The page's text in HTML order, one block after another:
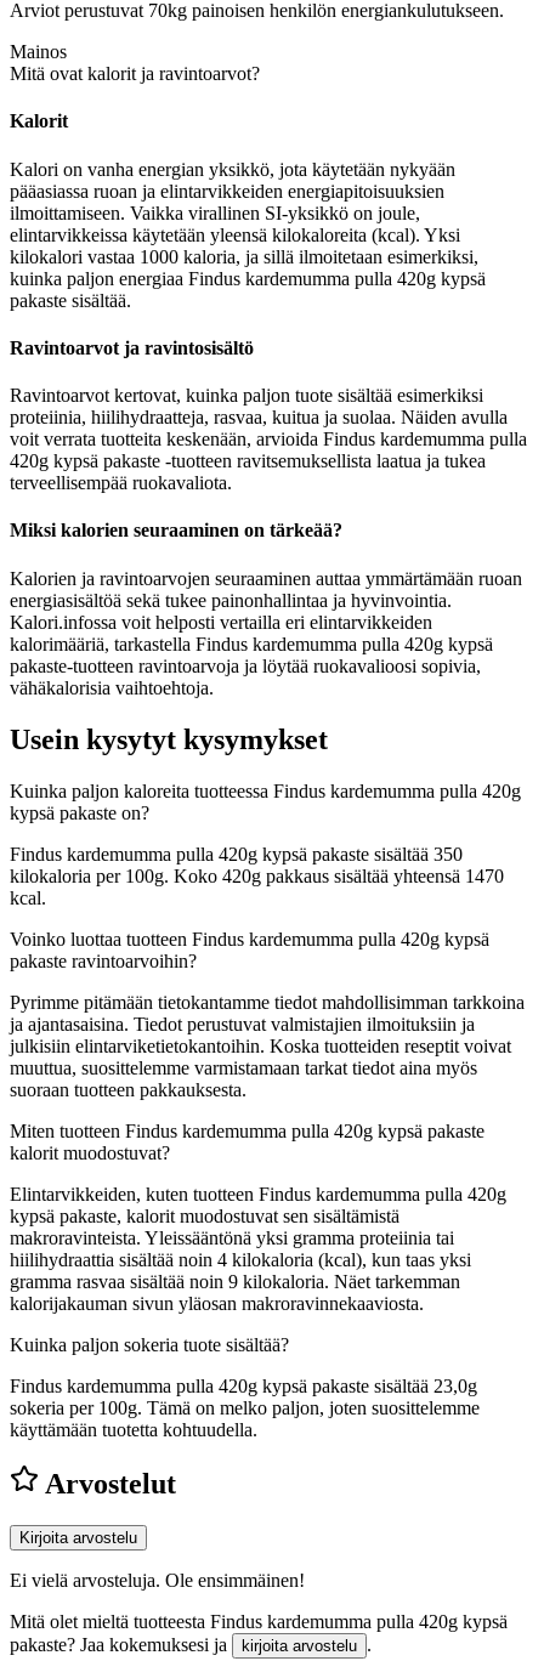
Arviot perustuvat 70kg painoisen henkilön energiankulutukseen.
Mainos
Mitä ovat kalorit ja ravintoarvot?
Kalorit
Kalori on vanha energian yksikkö, jota käytetään nykyään
pääasiassa ruoan ja elintarvikkeiden energiapitoisuuksien
ilmoittamiseen. Vaikka virallinen SI-yksikkö on joule,
elintarvikkeissa käytetään yleensä kilokaloreita (kcal). Yksi
kilokalori vastaa 1000 kaloria, ja sillä ilmoitetaan esimerkiksi,
kuinka paljon energiaa Findus kardemumma pulla 420g kypsä
pakaste sisältää.
Ravintoarvot ja ravintosisältö
Ravintoarvot kertovat, kuinka paljon tuote sisältää esimerkiksi
proteiinia, hiilihydraatteja, rasvaa, kuitua ja suolaa. Näiden avulla
voit verrata tuotteita keskenään, arvioida Findus kardemumma pulla
420g kypsä pakaste -tuotteen ravitsemuksellista laatua ja tukea
terveellisempää ruokavaliota.
Miksi kalorien seuraaminen on tärkeää?
Kalorien ja ravintoarvojen seuraaminen auttaa ymmärtämään ruoan
energiasisältöä sekä tukee painonhallintaa ja hyvinvointia.
Kalori.infossa voit helposti vertailla eri elintarvikkeiden
kalorimääriä, tarkastella Findus kardemumma pulla 420g kypsä
pakaste-tuotteen ravintoarvoja ja löytää ruokavalioosi sopivia,
vähäkalorisia vaihtoehtoja.
Usein kysytyt kysymykset
Kuinka paljon kaloreita tuotteessa Findus kardemumma pulla 420g
kypsä pakaste on?
Findus kardemumma pulla 420g kypsä pakaste sisältää 350
kilokaloria per 100g. Koko 420g pakkaus sisältää yhteensä 1470
kcal.
Voinko luottaa tuotteen Findus kardemumma pulla 420g kypsä
pakaste ravintoarvoihin?
Pyrimme pitämään tietokantamme tiedot mahdollisimman tarkkoina
ja ajantasaisina. Tiedot perustuvat valmistajien ilmoituksiin ja
julkisiin elintarviketietokantoihin. Koska tuotteiden reseptit voivat
muuttua, suosittelemme varmistamaan tarkat tiedot aina myös
suoraan tuotteen pakkauksesta.
Miten tuotteen Findus kardemumma pulla 420g kypsä pakaste
kalorit muodostuvat?
Elintarvikkeiden, kuten tuotteen Findus kardemumma pulla 420g
kypsä pakaste, kalorit muodostuvat sen sisältämistä
makroravinteista. Yleissääntönä yksi gramma proteiinia tai
hiilihydraattia sisältää noin 4 kilokaloria (kcal), kun taas yksi
gramma rasvaa sisältää noin 9 kilokaloria. Näet tarkemman
kalorijakauman sivun yläosan makroravinnekaaviosta.
Kuinka paljon sokeria tuote sisältää?
Findus kardemumma pulla 420g kypsä pakaste sisältää 23,0g
sokeria per 100g. Tämä on melko paljon, joten suosittelemme
käyttämään tuotetta kohtuudella.
Arvostelut
Kirjoita arvostelu
Ei vielä arvosteluja. Ole ensimmäinen!
Mitä olet mieltä tuotteesta Findus kardemumma pulla 420g kypsä
pakaste? Jaa kokemuksesi ja
kirjoita arvostelu .